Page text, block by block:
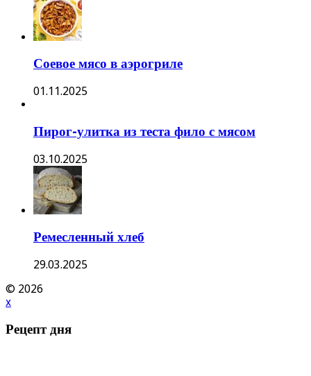
Соевое мясо в аэрогриле
01.11.2025
Пирог-улитка из теста фило с мясом
03.10.2025
Ремесленный хлеб
29.03.2025
© 2026
x
Рецепт дня